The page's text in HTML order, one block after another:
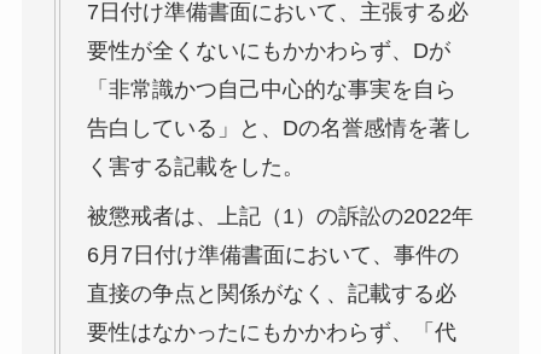
7日付け準備書面において、主張する必
要性が全くないにもかかわらず、Dが
「非常識かつ自己中心的な事実を自ら
告白している」と、Dの名誉感情を著し
く害する記載をした。
被懲戒者は、上記（1）の訴訟の2022年
6月7日付け準備書面において、事件の
直接の争点と関係がなく、記載する必
要性はなかったにもかかわらず、「代